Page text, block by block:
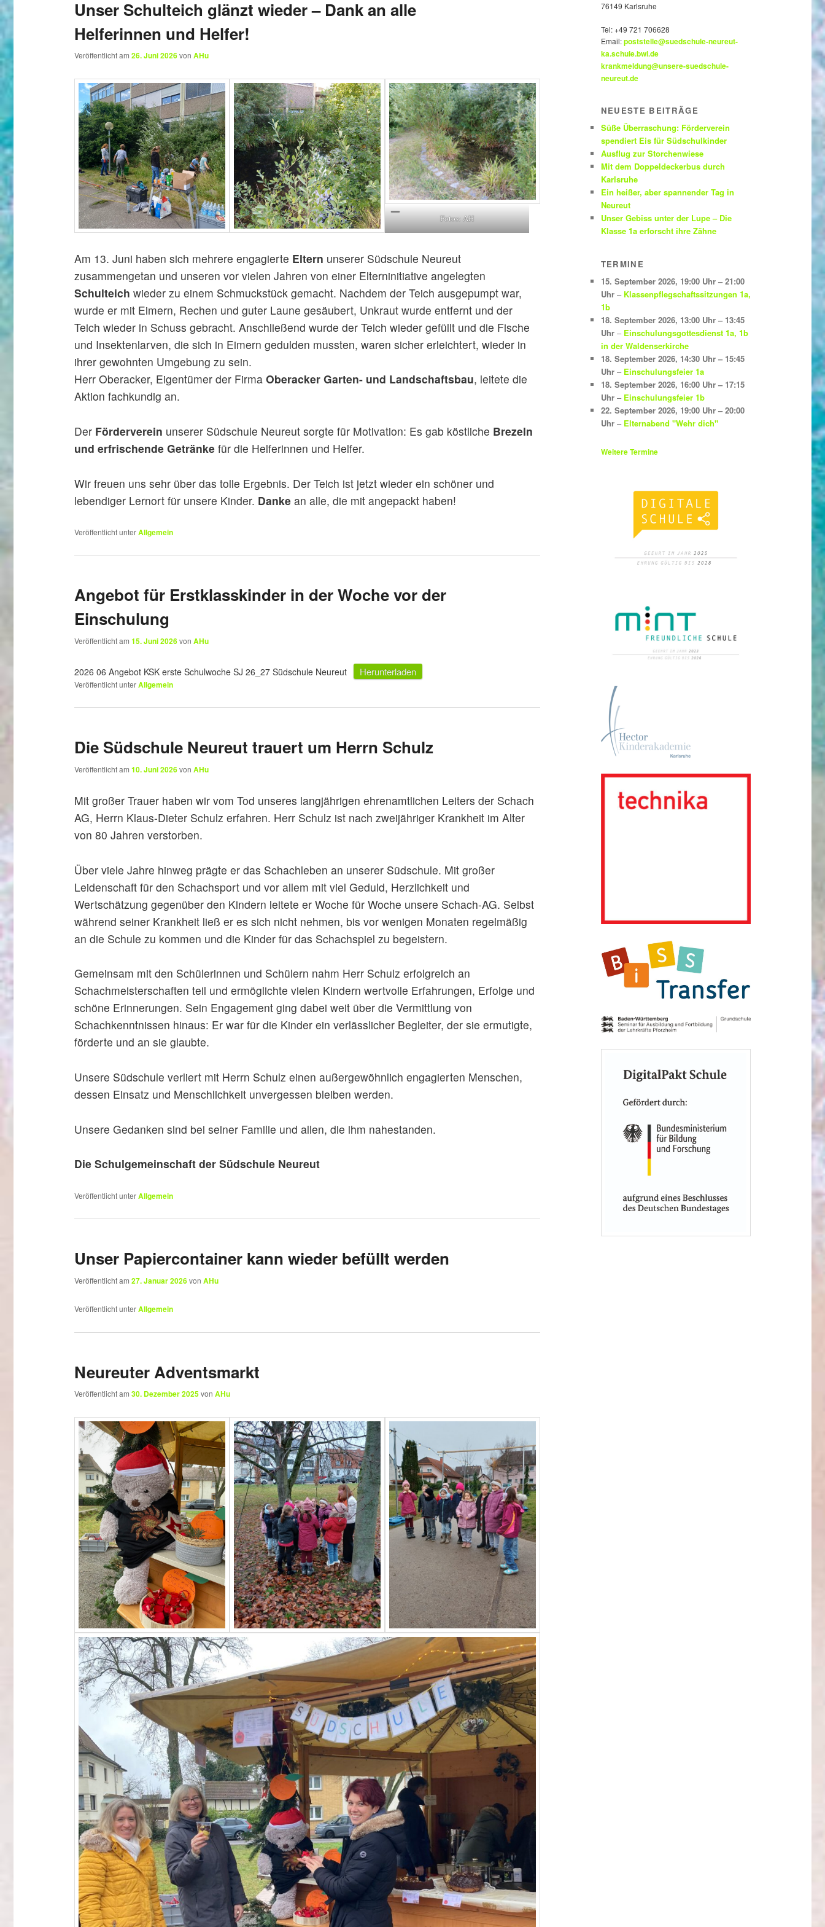
Unser Schulteich glänzt wieder – Dank an alle
Helferinnen und Helfer!
Veröffentlicht am 26. Juni 2026von AHu
Fotos: AH
Am 13. Juni haben sich mehrere engagierte Eltern unserer Südschule Neureut
zusammengetan und unseren vor vielen Jahren von einer Elterninitiative angelegten
Schulteich wieder zu einem Schmuckstück gemacht. Nachdem der Teich ausgepumpt war,
wurde er mit Eimern, Rechen und guter Laune gesäubert, Unkraut wurde entfernt und der
Teich wieder in Schuss gebracht. Anschließend wurde der Teich wieder gefüllt und die Fische
und Insektenlarven, die sich in Eimern gedulden mussten, waren sicher erleichtert, wieder in
ihrer gewohnten Umgebung zu sein.
Herr Oberacker, Eigentümer der Firma Oberacker Garten- und Landschaftsbau, leitete die
Aktion fachkundig an.
Der Förderverein unserer Südschule Neureut sorgte für Motivation: Es gab köstliche Brezeln
und erfrischende Getränkefür die Helferinnen und Helfer.
Wir freuen uns sehr über das tolle Ergebnis. Der Teich ist jetzt wieder ein schöner und
lebendiger Lernort für unsere Kinder. Dankean alle, die mit angepackt haben!
Veröffentlicht unterAllgemein
Angebot für Erstklasskinder in der Woche vor der
Einschulung
Veröffentlicht am 15. Juni 2026von AHu
2026 06 Angebot KSK erste Schulwoche SJ 26_27 Südschule Neureut Herunterladen
Veröffentlicht unterAllgemein
Die Südschule Neureut trauert um Herrn Schulz
Veröffentlicht am 10. Juni 2026von AHu
Mit großer Trauer haben wir vom Tod unseres langjährigen ehrenamtlichen Leiters der Schach
AG, Herrn Klaus-Dieter Schulz erfahren. Herr Schulz ist nach zweijähriger Krankheit im Alter
von 80 Jahren verstorben.
Über viele Jahre hinweg prägte er das Schachleben an unserer Südschule. Mit großer
Leidenschaft für den Schachsport und vor allem mit viel Geduld, Herzlichkeit und
Wertschätzung gegenüber den Kindern leitete er Woche für Woche unsere Schach-AG. Selbst
während seiner Krankheit ließ er es sich nicht nehmen, bis vor wenigen Monaten regelmäßig
an die Schule zu kommen und die Kinder für das Schachspiel zu begeistern.
Gemeinsam mit den Schülerinnen und Schülern nahm Herr Schulz erfolgreich an
Schachmeisterschaften teil und ermöglichte vielen Kindern wertvolle Erfahrungen, Erfolge und
schöne Erinnerungen. Sein Engagement ging dabei weit über die Vermittlung von
Schachkenntnissen hinaus: Er war für die Kinder ein verlässlicher Begleiter, der sie ermutigte,
förderte und an sie glaubte.
Unsere Südschule verliert mit Herrn Schulz einen außergewöhnlich engagierten Menschen,
dessen Einsatz und Menschlichkeit unvergessen bleiben werden.
Unsere Gedanken sind bei seiner Familie und allen, die ihm nahestanden.
Die Schulgemeinschaft der Südschule Neureut
Veröffentlicht unterAllgemein
Unser Papiercontainer kann wieder befüllt werden
Veröffentlicht am 27. Januar 2026von AHu
Veröffentlicht unterAllgemein
Neureuter Adventsmarkt
Veröffentlicht am 30. Dezember 2025von AHu
76149 Karlsruhe
Tel:+49 721 706628
Email:poststelle@suedschule-neureut-
ka.schule.bwl.de
krankmeldung@unsere-suedschule-
neureut.de
NEUESTE BEITRÄGE
Süße Überraschung: Förderverein
spendiert Eis für Südschulkinder
Ausflug zur Storchenwiese
Mit dem Doppeldeckerbus durch
Karlsruhe
Ein heißer, aber spannender Tag in
Neureut
Unser Gebiss unter der Lupe – Die
Klasse 1a erforscht ihre Zähne
TERMINE
15. September 2026, 19:00 Uhr – 21:00
Uhr– Klassenpflegschaftssitzungen 1a,
1b
18. September 2026, 13:00 Uhr – 13:45
Uhr– Einschulungsgottesdienst 1a, 1b
in der Waldenserkirche
18. September 2026, 14:30 Uhr – 15:45
Uhr– Einschulungsfeier 1a
18. September 2026, 16:00 Uhr – 17:15
Uhr– Einschulungsfeier 1b
22. September 2026, 19:00 Uhr – 20:00
Uhr– Elternabend "Wehr dich"
Weitere Termine